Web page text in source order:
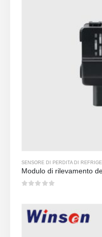
SENSORE DI PERDITA DI